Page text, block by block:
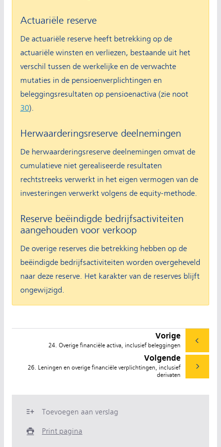
Actuariële reserve
De actuariële reserve heeft betrekking op de
actuariële winsten en verliezen, bestaande uit het
verschil tussen de werkelijke en de verwachte
mutaties in de pensioenverplichtingen en
beleggingsresultaten op pensioenactiva (zie noot
30).
Herwaarderingsreserve deelnemingen
De herwaarderingsreserve deelnemingen omvat de
cumulatieve niet gerealiseerde resultaten
rechtstreeks verwerkt in het eigen vermogen van de
investeringen verwerkt volgens de equity-methode.
Reserve beëindigde bedrijfsactiviteiten
aangehouden voor verkoop
De overige reserves die betrekking hebben op de
beëindigde bedrijfsactiviteiten worden overgeheveld
naar deze reserve. Het karakter van de reserves blijft
ongewijzigd.
Vorige
24. Overige financiële activa, inclusief beleggingen
Volgende
26. Leningen en overige financiële verplichtingen, inclusief
derivaten
Toevoegen aan verslag
Print pagina